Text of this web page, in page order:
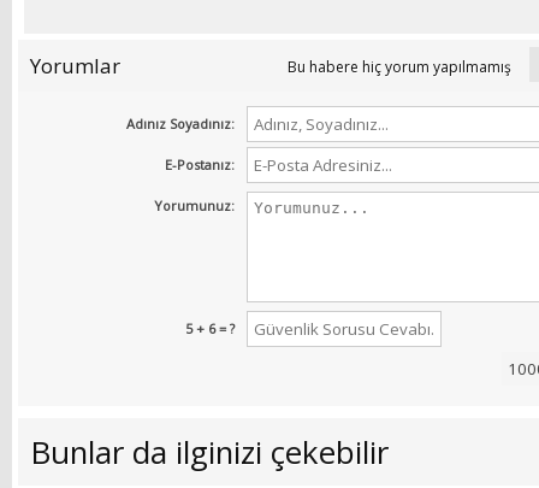
Yorumlar Bu habere hiç yorum yapılmamış
Adınız Soyadınız:
E-Postanız:
Yorumunuz:
5 + 6 = ?
Bunlar da ilginizi çekebilir